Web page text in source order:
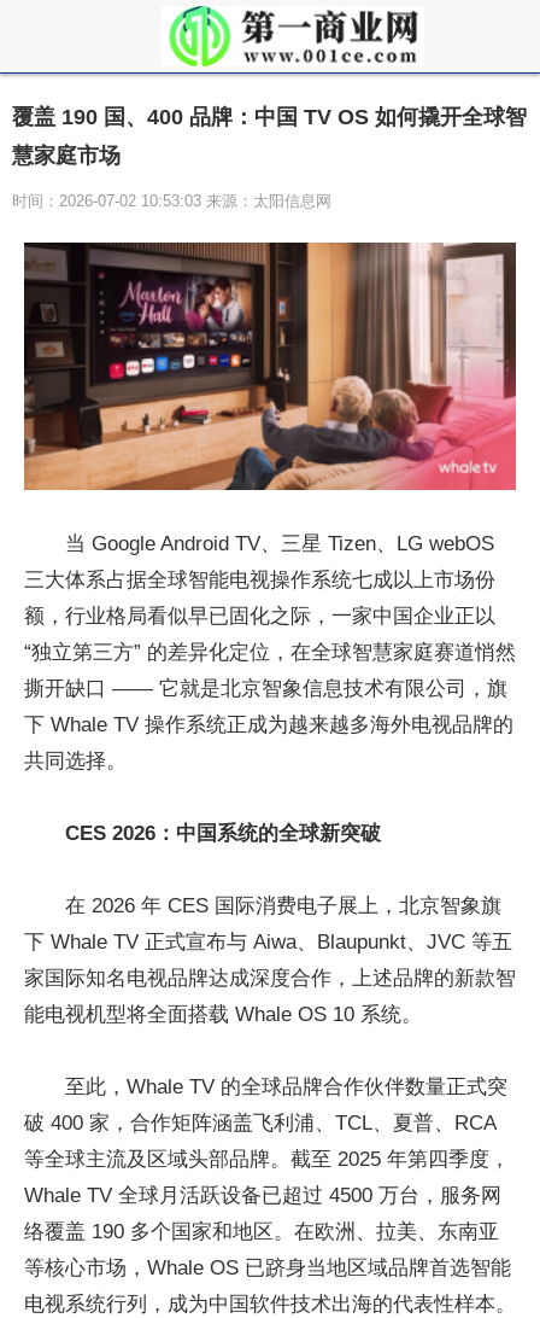
覆盖 190 国、400 品牌：中国 TV OS 如何撬开全球智
慧家庭市场
时间：2026-07-02 10:53:03 来源：太阳信息网
当 Google Android TV、三星 Tizen、LG webOS
三大体系占据全球智能电视操作系统七成以上市场份
额，行业格局看似早已固化之际，一家中国企业正以
“独立第三方” 的差异化定位，在全球智慧家庭赛道悄然
撕开缺口 —— 它就是北京智象信息技术有限公司，旗
下 Whale TV 操作系统正成为越来越多海外电视品牌的
共同选择。
CES 2026：中国系统的全球新突破
在 2026 年 CES 国际消费电子展上，北京智象旗
下 Whale TV 正式宣布与 Aiwa、Blaupunkt、JVC 等五
家国际知名电视品牌达成深度合作，上述品牌的新款智
能电视机型将全面搭载 Whale OS 10 系统。
至此，Whale TV 的全球品牌合作伙伴数量正式突
破 400 家，合作矩阵涵盖飞利浦、TCL、夏普、RCA
等全球主流及区域头部品牌。截至 2025 年第四季度，
Whale TV 全球月活跃设备已超过 4500 万台，服务网
络覆盖 190 多个国家和地区。在欧洲、拉美、东南亚
等核心市场，Whale OS 已跻身当地区域品牌首选智能
电视系统行列，成为中国软件技术出海的代表性样本。